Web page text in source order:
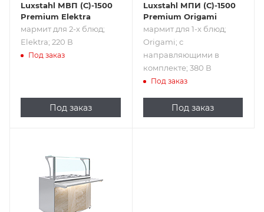
Luxstahl МВП (С)-1500
Premium Elektra
мармит для 2-х блюд;
Elektra; 220 В
Под заказ
Под заказ
Luxstahl МПИ (С)-1500
Premium Origami
мармит для 1-х блюд;
Origami; с
направляющими в
комплекте; 380 В
Под заказ
Под заказ
мармит для 2-х
блюд; Monolith;
220 В